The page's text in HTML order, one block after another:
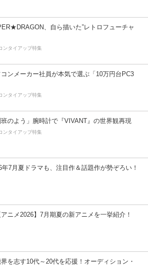
、自ら描いた”レトロフューチャ
ンタイアップ特集
ンメーカー社員が本気で選ぶ「10万円台PC3
ンタイアップ特集
班のよう」腕時計で『VIVANT』の世界観再現
ンタイアップ特集
年7月夏ドラマも、注目作＆話題作が勢ぞろい！
アニメ2026】7月期夏の新アニメを一挙紹介！
を志す10代～20代を応援！オーディション・